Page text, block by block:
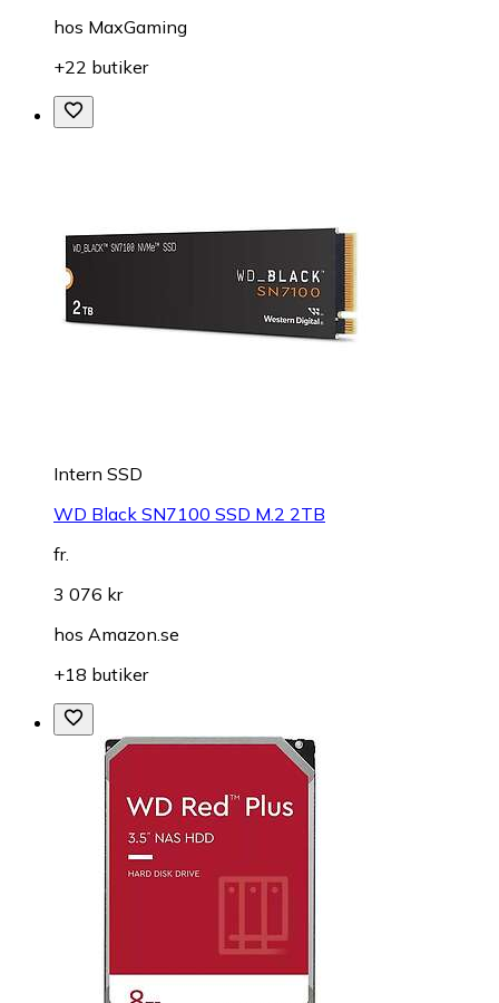
hos MaxGaming
+22 butiker
Intern SSD
WD Black SN7100 SSD M.2 2TB
fr.
3 076 kr
hos Amazon.se
+18 butiker